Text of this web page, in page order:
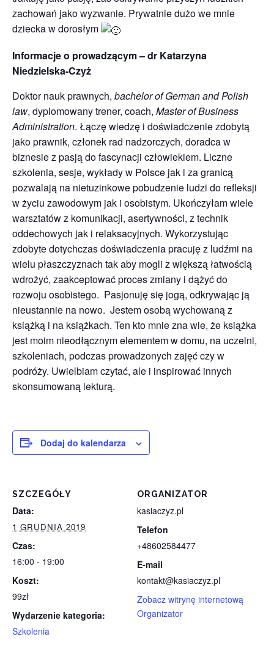
zachowań jako wyzwanie. Prywatnie dużo we mnie
dziecka w dorosłym
Informacje o prowadzącym – dr Katarzyna
Niedzielska-Czyż
Doktor nauk prawnych, bachelor of German and Polish
law, dyplomowany trener, coach, Master of Business
Administration. Łączę wiedzę i doświadczenie zdobytą
jako prawnik, członek rad nadzorczych, doradca w
biznesie z pasją do fascynacji człowiekiem. Liczne
szkolenia, sesje, wykłady w Polsce jak i za granicą
pozwalają na nietuzinkowe pobudzenie ludzi do refleksji
w życiu zawodowym jak i osobistym. Ukończyłam wiele
warsztatów z komunikacji, asertywności, z technik
oddechowych jak i relaksacyjnych. Wykorzystując
zdobyte dotychczas doświadczenia pracuję z ludźmi na
wielu płaszczyznach tak aby mogli z większą łatwością
wdrożyć, zaakceptować proces zmiany i dążyć do
rozwoju osobistego. Pasjonuję się jogą, odkrywając ją
nieustannie na nowo. Jestem osobą wychowaną z
książką i na książkach. Ten kto mnie zna wie, że książka
jest moim nieodłącznym elementem w domu, na uczelni,
szkoleniach, podczas prowadzonych zajęć czy w
podróży. Uwielbiam czytać, ale i inspirować innych
skonsumowaną lekturą.
Dodaj do kalendarza
SZCZEGÓŁY
Data:
1 GRUDNIA 2019
Czas:
16:00 - 19:00
Koszt:
99zł
Wydarzenie kategoria:
Szkolenia
ORGANIZATOR
kasiaczyz.pl
Telefon
+48602584477
E-mail
kontakt@kasiaczyz.pl
Zobacz witrynę internetową
Organizator